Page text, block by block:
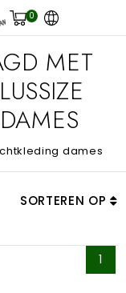
0
MET
dames
SORTEREN OP
1